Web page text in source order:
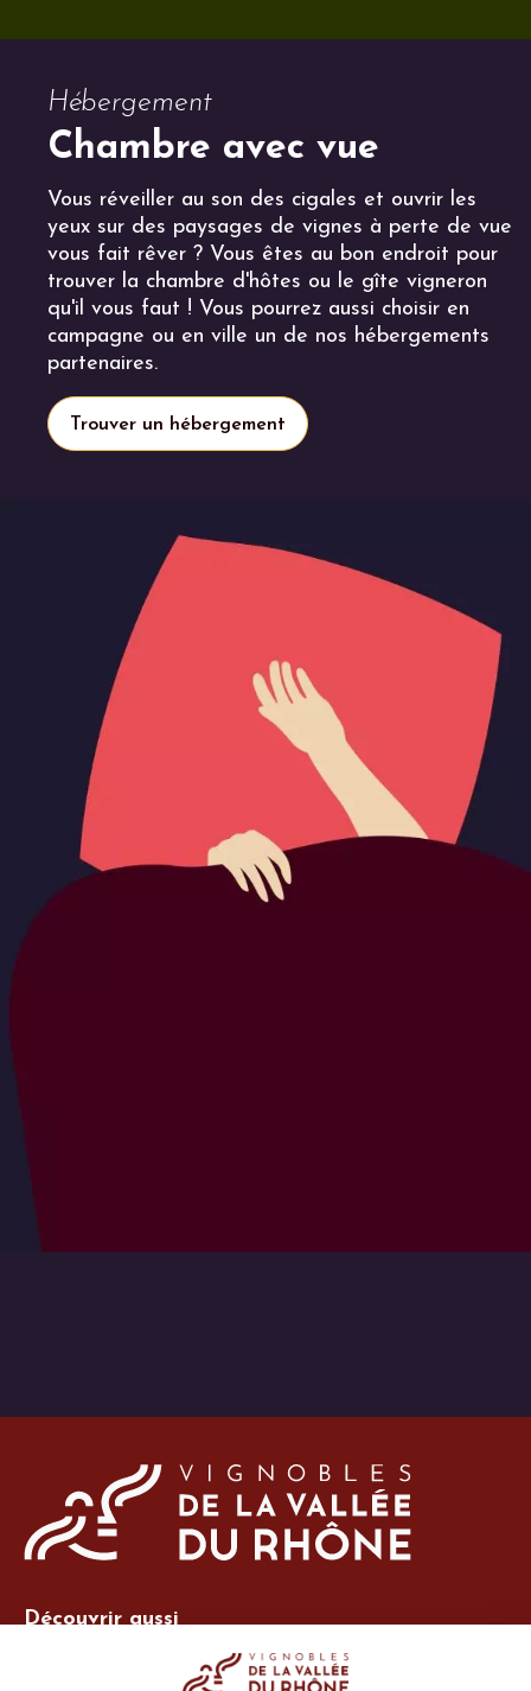
Hébergement
Chambre avec vue
Vous réveiller au son des cigales et ouvrir les
yeux sur des paysages de vignes à perte de vue
vous fait rêver ? Vous êtes au bon endroit pour
trouver la chambre d'hôtes ou le gîte vigneron
qu'il vous faut ! Vous pourrez aussi choisir en
campagne ou en ville un de nos hébergements
partenaires.
Trouver un hébergement
Découvrir aussi